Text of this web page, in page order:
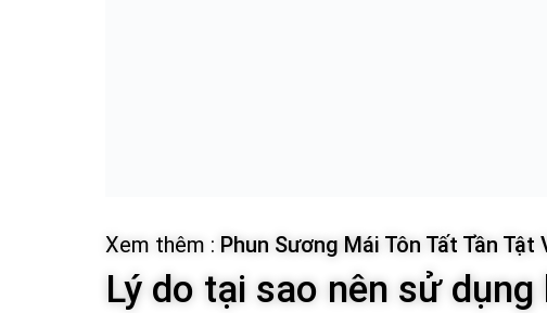
Xem thêm : Phun Sương Mái Tôn Tất Tần
Lý do tại sao nên sử